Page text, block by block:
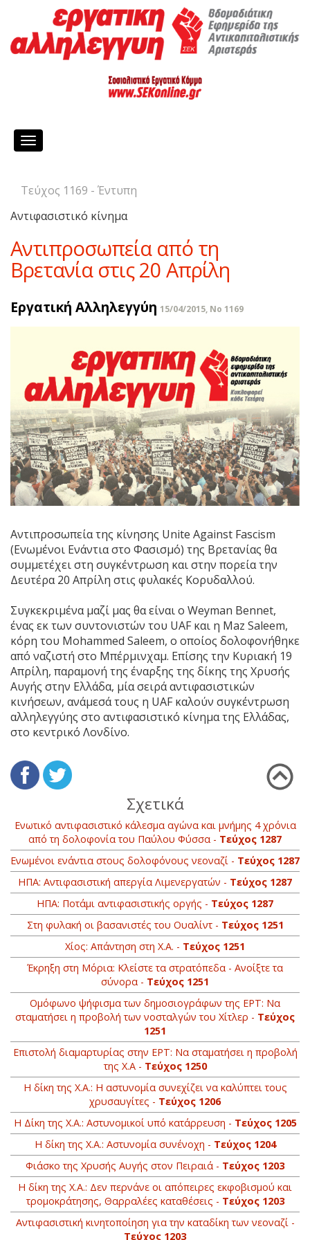
Toggle
Τεύχος 1169 - Έντυπη
Αντιφασιστικό κίνημα
Αντιπροσωπεία από τη
Βρετανία στις 20 Απρίλη
Εργατική Αλληλεγγύη 15/04/2015, No 1169
Αντιπροσωπεία της κίνησης Unite Against Fascism
(Ενωμένοι Ενάντια στο Φασισμό) της Βρετανίας θα
συμμετέχει στη συγκέντρωση και στην πορεία την
Δευτέρα 20 Απρίλη στις φυλακές Κορυδαλλού.
Συγκεκριμένα μαζί μας θα είναι ο Weyman Bennet,
ένας εκ των συντονιστών του UAF και η Maz Saleem,
κόρη του Μohammed Saleem, ο οποίος δολοφονήθηκε
από ναζιστή στο Μπέρμινχαμ. Επίσης την Κυριακή 19
Απρίλη, παραμονή της έναρξης της δίκης της Χρυσής
Αυγής στην Ελλάδα, μία σειρά αντιφασιστικών
κινήσεων, ανάμεσά τους η UAF καλούν συγκέντρωση
αλληλεγγύης στο αντιφασιστικό κίνημα της Ελλάδας,
στο κεντρικό Λονδίνο.
Σχετικά
Ενωτικό αντιφασιστικό κάλεσμα αγώνα και μνήμης 4 χρόνια
από τη δολοφονία του Παύλου Φύσσα - Τεύχος 1287
Ενωμένοι ενάντια στους δολοφόνους νεοναζί - Τεύχος 1287
ΗΠΑ: Αντιφασιστική απεργία Λιμενεργατών - Τεύχος 1287
ΗΠΑ: Ποτάμι αντιφασιστικής οργής - Τεύχος 1287
Στη φυλακή οι βασανιστές του Ουαλίντ - Τεύχος 1251
Χίος: Απάντηση στη Χ.Α. - Τεύχος 1251
Έκρηξη στη Μόρια: Κλείστε τα στρατόπεδα - Ανοίξτε τα
σύνορα - Τεύχος 1251
Oμόφωνο ψήφισμα των δημοσιογράφων της ΕΡΤ: Να
σταματήσει η προβολή των νοσταλγών του Χίτλερ - Τεύχος
1251
Επιστολή διαμαρτυρίας στην ΕΡΤ: Να σταματήσει η προβολή
της Χ.Α - Τεύχος 1250
H δίκη της Χ.Α.: Η αστυνομία συνεχίζει να καλύπτει τους
χρυσαυγίτες - Τεύχος 1206
Η Δίκη της Χ.Α.: Αστυνομικοί υπό κατάρρευση - Τεύχος 1205
Η δίκη της Χ.Α.: Αστυνομία συνένοχη - Τεύχος 1204
Φιάσκο της Χρυσής Αυγής στον Πειραιά - Τεύχος 1203
H δίκη της Χ.Α.: Δεν περνάνε οι απόπειρες εκφοβισμού και
τρομοκράτησης, Θαρραλέες καταθέσεις - Τεύχος 1203
Αντιφασιστική κινητοποίηση για την καταδίκη των νεοναζί -
Τεύχος 1203